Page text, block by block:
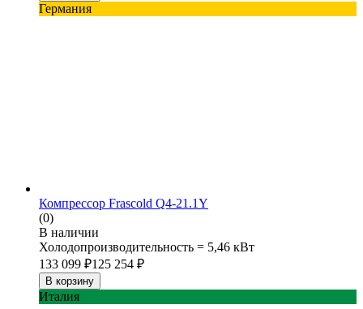
Германия
Компрессор Frascold Q4-21.1Y
(0)
В наличии
Холодопроизводительность = 5,46 кВт
133 099 ₽125 254 ₽
В корзину
Италия